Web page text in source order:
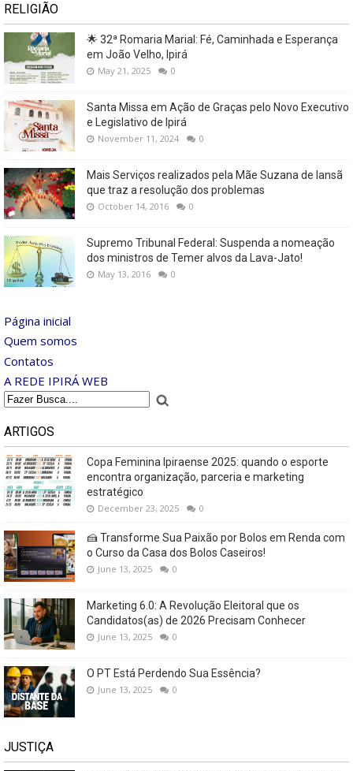
RELIGIÃO
🌟 32ª Romaria Marial: Fé, Caminhada e Esperança
em João Velho, Ipirá
May 21, 2025 0
Santa Missa em Ação de Graças pelo Novo Executivo
e Legislativo de Ipirá
November 11, 2024 0
Mais Serviços realizados pela Mãe Suzana de Iansã
que traz a resolução dos problemas
October 14, 2016 0
Supremo Tribunal Federal: Suspenda a nomeação
dos ministros de Temer alvos da Lava-Jato!
May 13, 2016 0
Página inicial
Quem somos
Contatos
A REDE IPIRÁ WEB
ARTIGOS
Copa Feminina Ipiraense 2025: quando o esporte
encontra organização, parceria e marketing
estratégico
December 23, 2025 0
🍰 Transforme Sua Paixão por Bolos em Renda com
o Curso da Casa dos Bolos Caseiros!
June 13, 2025 0
Marketing 6.0: A Revolução Eleitoral que os
Candidatos(as) de 2026 Precisam Conhecer
June 13, 2025 0
O PT Está Perdendo Sua Essência?
June 13, 2025 0
JUSTIÇA